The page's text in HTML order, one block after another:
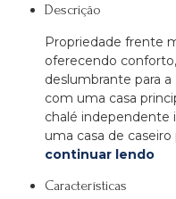
Descrição
Propriedade frente
oferecendo
deslumbrante para
com uma casa
chalé independente
uma casa de
continuar lendo
Características